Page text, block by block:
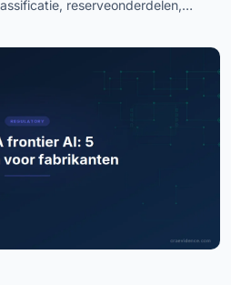
reserveonderdelen,